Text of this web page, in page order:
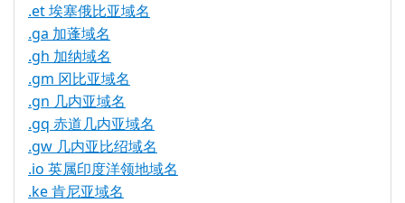
.et 埃塞俄比亚域名
.ga 加蓬域名
.gh 加纳域名
.gm 冈比亚域名
.gn 几内亚域名
.gq 赤道几内亚域名
.gw 几内亚比绍域名
.io 英属印度洋领地域名
.ke 肯尼亚域名